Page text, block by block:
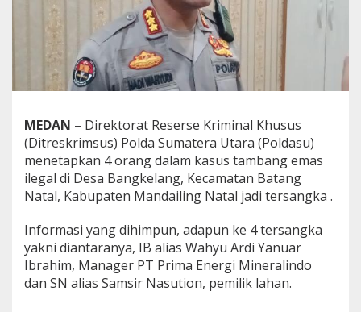
MEDAN – Direktorat Reserse Kriminal Khusus
(Ditreskrimsus) Polda Sumatera Utara (Poldasu)
menetapkan 4 orang dalam kasus tambang emas
ilegal di Desa Bangkelang, Kecamatan Batang
Natal, Kabupaten Mandailing Natal jadi tersangka .
Informasi yang dihimpun, adapun ke 4 tersangka
yakni diantaranya, IB alias Wahyu Ardi Yanuar
Ibrahim, Manager PT Prima Energi Mineralindo
dan SN alias Samsir Nasution, pemilik lahan.